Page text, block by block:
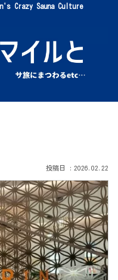
Crazy Sauna Culture
2026.02.22